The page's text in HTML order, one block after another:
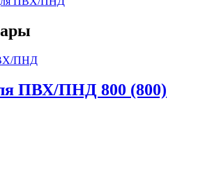
ПНД
ПВХ/ПНД 800 (800)